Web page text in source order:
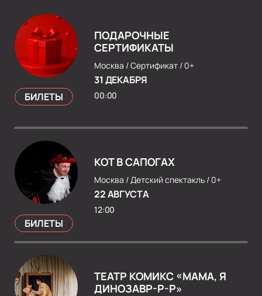
ПОДАРОЧНЫЕ
СЕРТИФИКАТЫ
Москва /Сертификат / 0+
31 ДЕКАБРЯ
00:00
БИЛЕТЫ
КОТ В САПОГАХ
Москва /Детский спектакль / 0+
22 АВГУСТА
12:00
БИЛЕТЫ
ТЕАТР КОМИКС «МАМА, Я
ДИНОЗАВР-Р-Р»